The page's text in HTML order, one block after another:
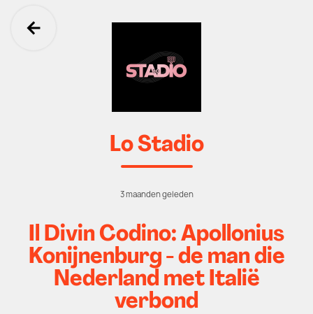
Ga terug
Lo Stadio
3 maanden geleden
Il Divin Codino: Apollonius
Konijnenburg - de man die
Nederland met Italië
verbond